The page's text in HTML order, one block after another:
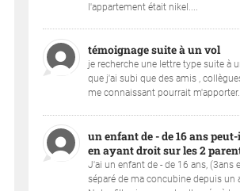
l'appartement était nikel....
témoignage suite à un vol
je recherche une lettre type suite à
que j'ai subi que des amis ,
me connaissant pourrait
un enfant de - de 16 ans
en ayant droit sur les 2
J'ai un enfant de - de 16 ans, (3ans
séparé de ma concubine depuis un